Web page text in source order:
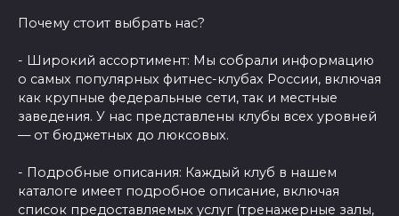
Почему стоит выбрать нас?
- Широкий ассортимент: Мы собрали информацию
о самых популярных фитнес-клубах России, включая
как крупные федеральные сети, так и местные
заведения. У нас представлены клубы всех уровней
— от бюджетных до люксовых.
- Подробные описания: Каждый клуб в нашем
каталоге имеет подробное описание, включая
список предоставляемых услуг (тренажерные залы,